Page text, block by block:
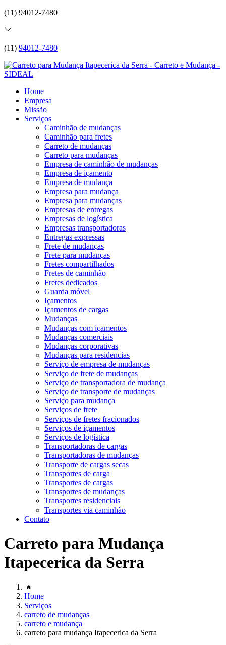
(11) 94012-7480
(11) 94012-7480
Home
Empresa
Missão
Serviços
Caminhão de mudanças
Caminhão para fretes
Carreto de mudanças
Carreto para mudanças
Empresa de caminhão de mudanças
Empresa de içamento
Empresa de mudança
Empresa para mudança
Empresa para mudanças
Empresas de entregas
Empresas de logística
Empresas transportadoras
Entregas expressas
Frete de mudanças
Frete para mudanças
Fretes compartilhados
Fretes de caminhão
Fretes dedicados
Guarda móvel
Içamentos
Içamentos de cargas
Mudanças
Mudanças com içamentos
Mudanças comerciais
Mudanças corporativas
Mudanças para residencias
Serviço de empresa de mudanças
Serviço de frete de mudanças
Serviço de transportadora de mudança
Serviço de transporte de mudanças
Serviço para mudança
Serviços de frete
Serviços de fretes fracionados
Serviços de içamentos
Serviços de logística
Transportadoras de cargas
Transportadoras de mudanças
Transporte de cargas secas
Transportes de carga
Transportes de cargas
Transportes de mudanças
Transportes residenciais
Transportes via caminhão
Contato
Carreto para Mudança
Itapecerica da Serra
Home
Serviços
carreto de mudanças
carreto e mudança
carreto para mudança Itapecerica da Serra